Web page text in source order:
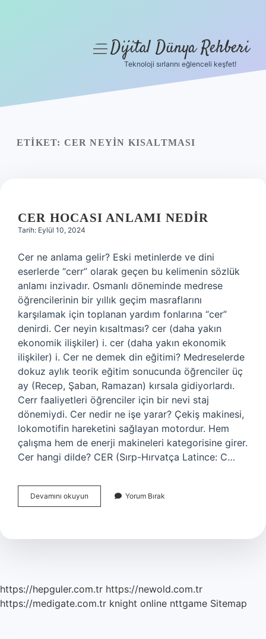
Yasal Uyarı
menüyüDijital Dünya Rehberi
Teknoloji sırlarını eğlenceli keşfet!
ETIKET: CER NEYIN KISALTMASI
CER HOCASI ANLAMI NEDIR
Tarih: Eylül 10, 2024
Cer ne anlama gelir? Eski metinlerde ve dini
eserlerde “cerr” olarak geçen bu kelimenin sözlük
anlamı inzivadır. Osmanlı döneminde medrese
öğrencilerinin bir yıllık geçim masraflarını
karşılamak için toplanan yardım fonlarına “cer”
denirdi. Cer neyin kısaltması? cer (daha yakın
ekonomik ilişkiler) i. cer (daha yakın ekonomik
ilişkiler) i. Cer ne demek din eğitimi? Medreselerde
dokuz aylık teorik eğitim sonucunda öğrenciler üç
ay (Recep, Şaban, Ramazan) kırsala gidiyorlardı.
Cerr faaliyetleri öğrenciler için bir nevi staj
dönemiydi. Cer nedir ne işe yarar? Çekiş makinesi,
lokomotifin hareketini sağlayan motordur. Hem
çalışma hem de enerji makineleri kategorisine girer.
Cer hangi dilde? CER (Sırp-Hırvatça Latince: C…
Devamını okuyun
Hocası
Yorum Bırak
https://hepguler.com.tr https://newold.com.tr
https://medigate.com.tr knight online nttgame Sitemap